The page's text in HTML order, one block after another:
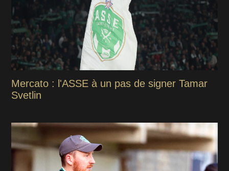
Mercato : l'ASSE à un pas de signer Tamar
Svetlin